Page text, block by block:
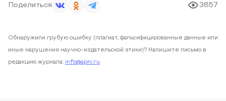
Поделиться 3857
Обнаружили грубую ошибку (плагиат, фальсифицированные данные или
иные нарушения научно-издательской этики)? Напишите письмо в
редакцию журнала: info@apni.ru